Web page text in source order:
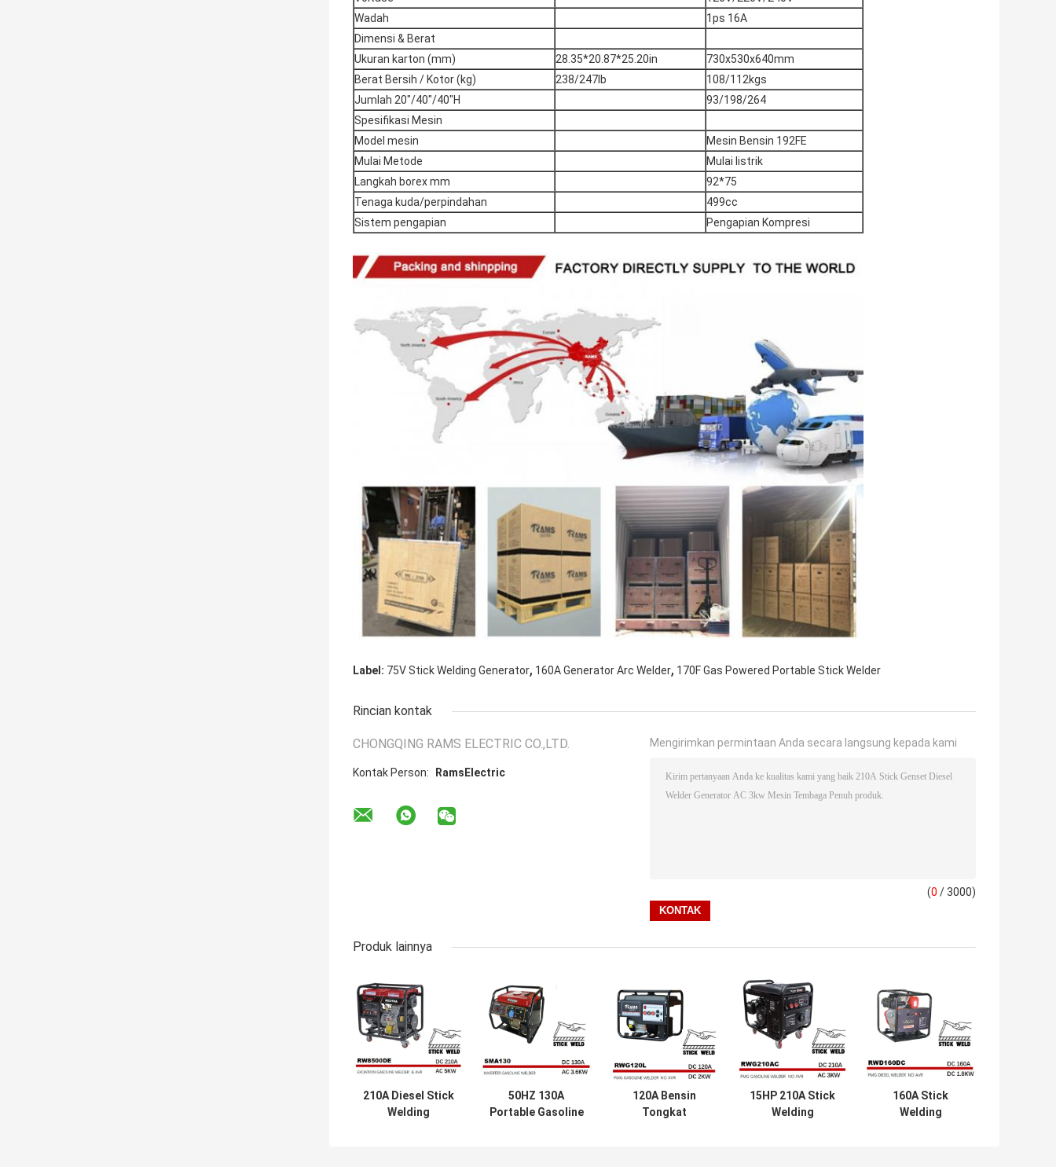
Wadah
1ps 16A
Dimensi & Berat
Ukuran karton (mm)
28.35*20.87*25.20in
730x530x640mm
Berat Bersih / Kotor (kg)
238/247Ib
108/112kgs
Jumlah 20"/40"/40"H
93/198/264
Spesifikasi Mesin
Model mesin
Mesin Bensin 192FE
Mulai Metode
Mulai listrik
Langkah borex mm
92*75
Tenaga kuda/perpindahan
499cc
Sistem pengapian
Pengapian Kompresi
Label: 75V Stick Welding Generator, 160A Generator Arc Welder, 170F Gas Powered Portable Stick Welder
Rincian kontak
CHONGQING RAMS ELECTRIC CO.,LTD.
Kontak Person: RamsElectric
Mengirimkan permintaan Anda secara langsung kepada kami
(0 / 3000)
Produk lainnya
210A Diesel Stick
Welding
50HZ 130A
Portable Gasoline
120A Bensin
Tongkat
15HP 210A Stick
Welding
160A Stick
Welding